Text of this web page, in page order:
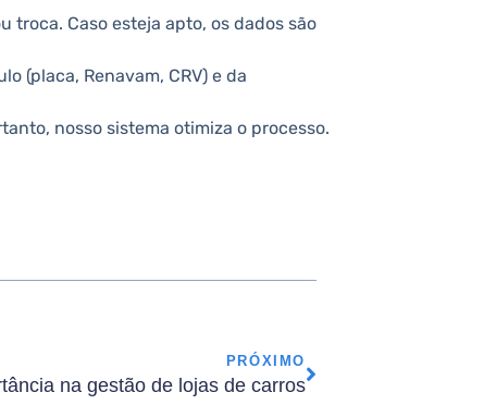
troca. Caso esteja apto, os dados são
(placa, Renavam, CRV) e da
nosso sistema otimiza o processo.
PRÓXIMO
na gestão de lojas de carros